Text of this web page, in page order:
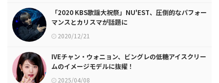
「2020 KBS歌謡大祝祭」NU'EST、圧倒的なパフォー
マンスとカリスマが話題に
2020/12/21
IVEチャン・ウォニョン、ビングレの低糖アイスクリー
ムのイメージモデルに抜擢！
2025/04/08